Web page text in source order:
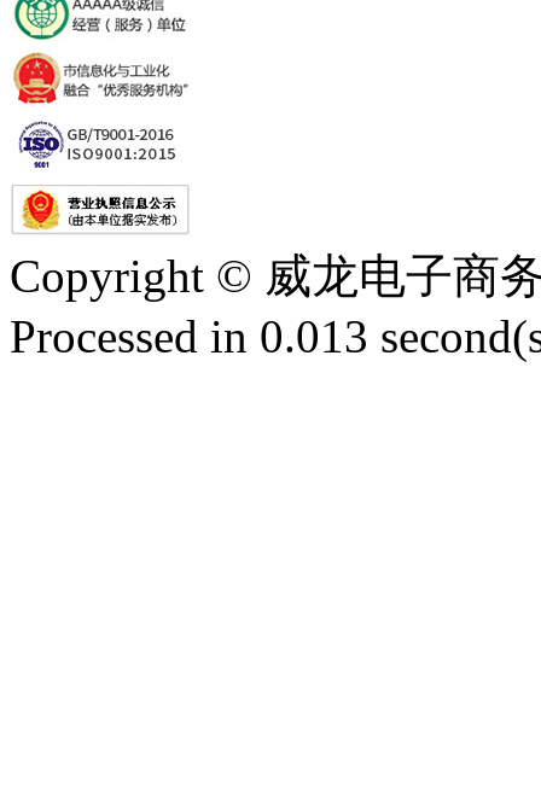
Copyright © 威龙电子商
Processed in 0.013